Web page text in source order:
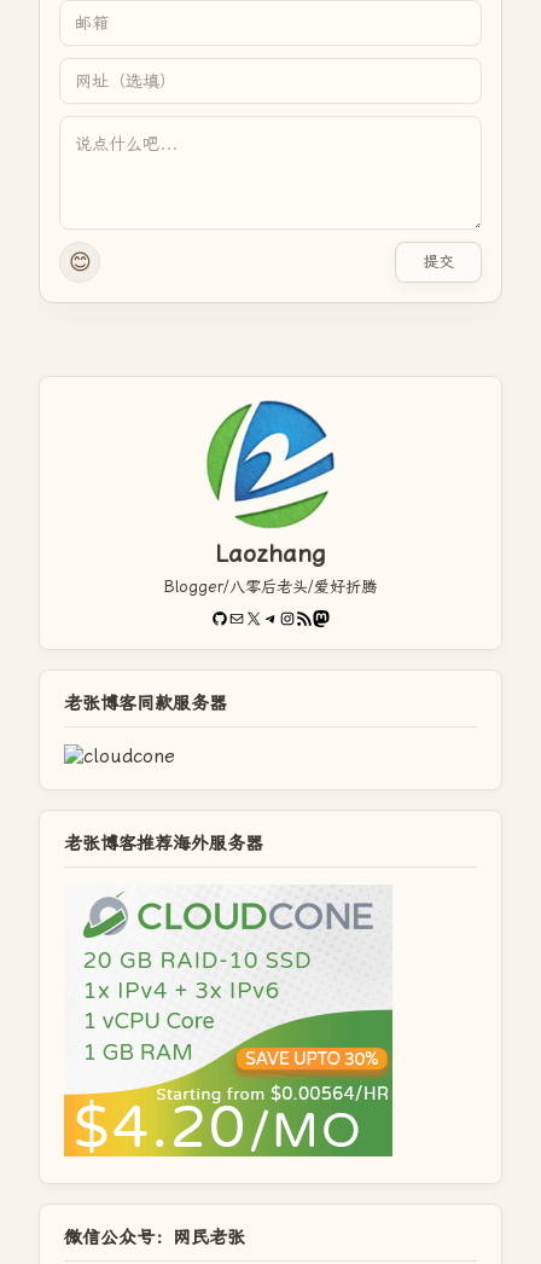
😊 提交
Laozhang
Blogger/八零后老头/爱好折腾
GitHub
电子邮件X Telegram
Instagram
RSS FeedMastodon
老张博客同款服务器
老张博客推荐海外服务器
微信公众号：网民老张